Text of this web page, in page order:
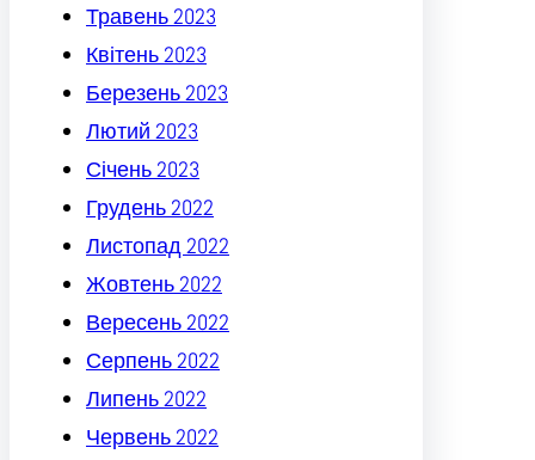
Травень 2023
Квітень 2023
Березень 2023
Лютий 2023
Січень 2023
Грудень 2022
Листопад 2022
Жовтень 2022
Вересень 2022
Серпень 2022
Липень 2022
Червень 2022